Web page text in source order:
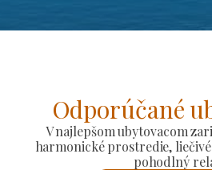
Odporúčané
V najlepšom ubytovacom
harmonické prostredie,
pohodlný